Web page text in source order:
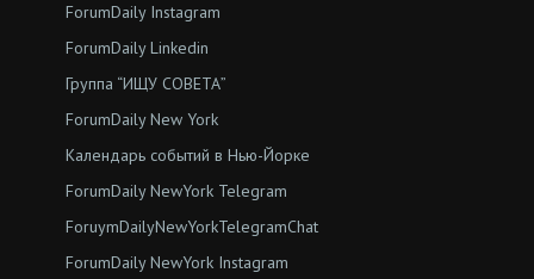
ForumDaily Instagram
ForumDaily Linkedin
Группа “ИЩУ СОВЕТА”
ForumDaily New York
Календарь событий в Нью-Йорке
ForumDaily NewYork Telegram
ForuymDailyNewYorkTelegramChat
ForumDaily NewYork Instagram